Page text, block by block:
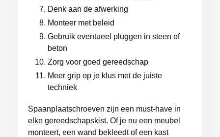
Denk aan de afwerking
Monteer met beleid
Gebruik eventueel pluggen in steen of
beton
Zorg voor goed gereedschap
Meer grip op je klus met de juiste
techniek
Spaanplaatschroeven zijn een must-have in
elke gereedschapskist. Of je nu een meubel
monteert, een wand bekleedt of een kast